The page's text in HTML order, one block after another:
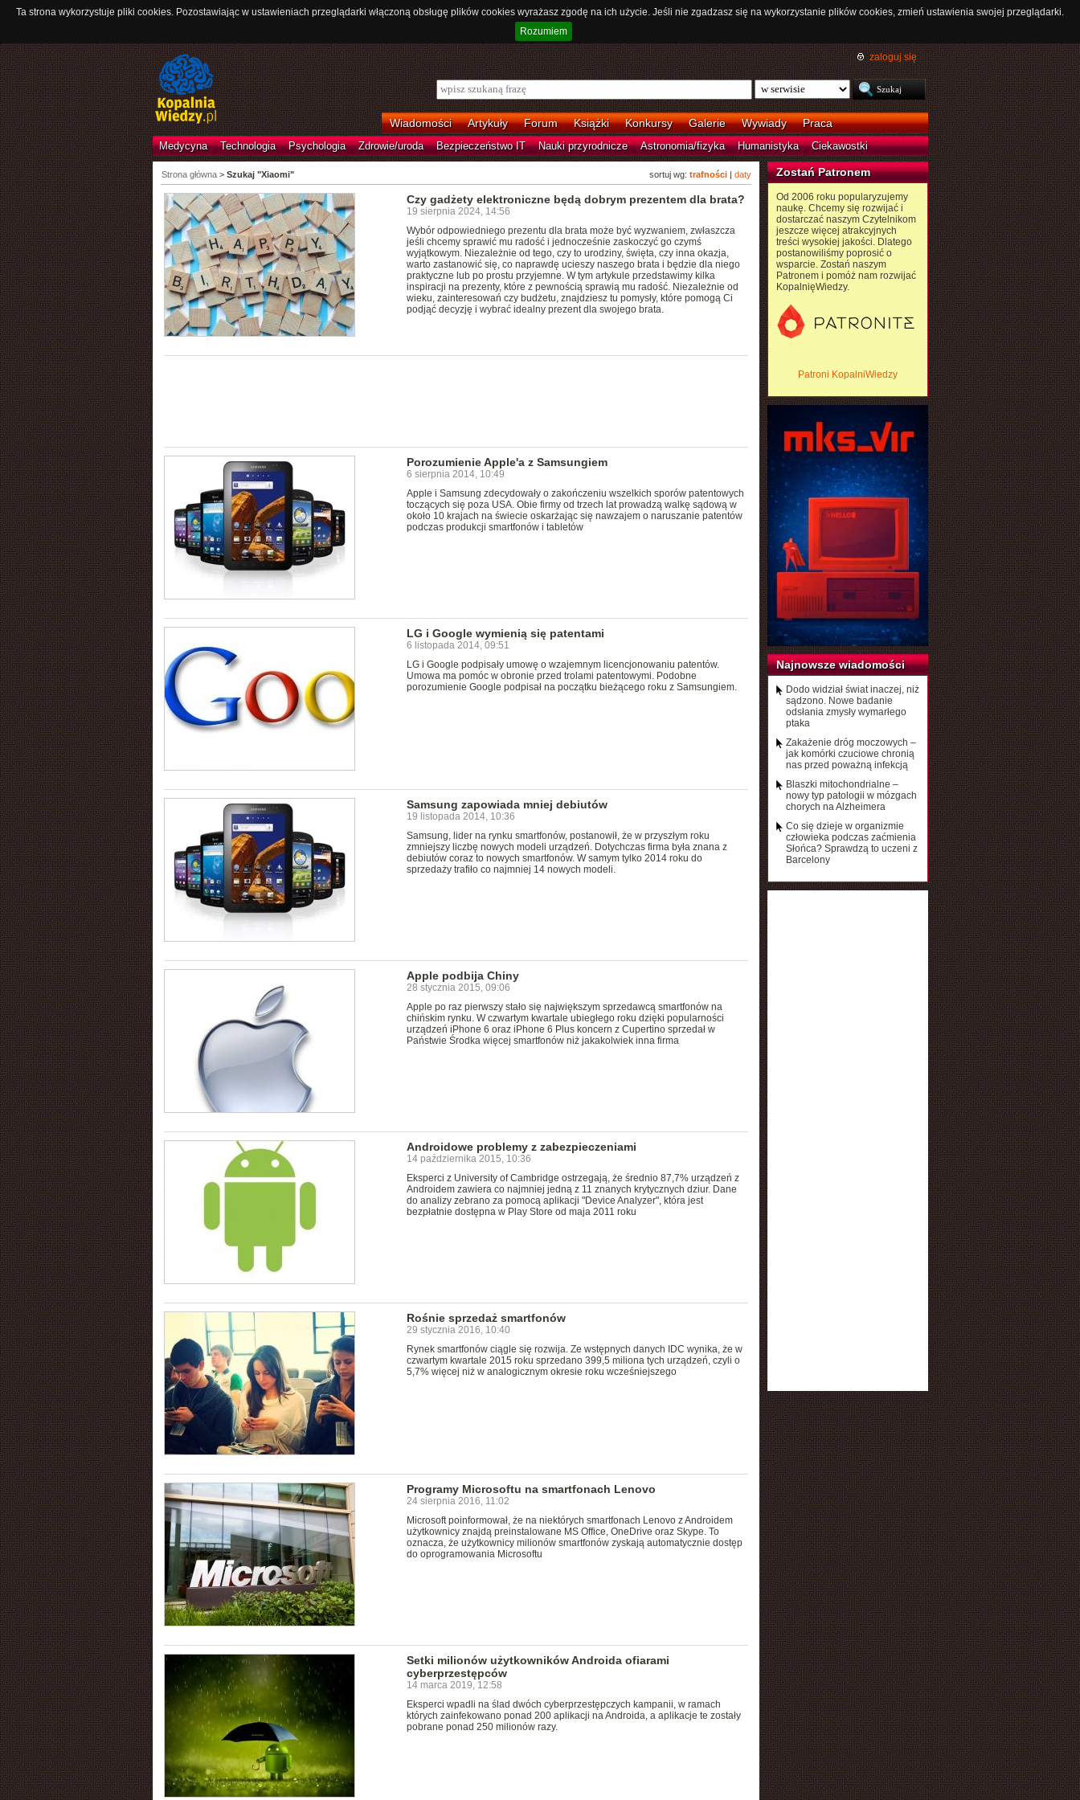
Ta strona wykorzystuje pliki cookies. Pozostawiając w ustawieniach przeglądarki włączoną obsługę plików cookies wyrażasz zgodę na ich użycie. Jeśli nie zgadzasz się na wykorzystanie plików cookies, zmień ustawienia swojej przeglądarki.
Rozumiem
zaloguj się
Wiadomości Artykuły Forum Książki Konkursy Galerie Wywiady Praca
Medycyna Technologia Psychologia Zdrowie/uroda Bezpieczeństwo IT Nauki przyrodnicze Astronomia/fizyka Humanistyka Ciekawostki
sortuj wg: trafności| daty
Strona główna> Szukaj "Xiaomi"
Czy gadżety elektroniczne będą dobrym prezentem dla brata?
19 sierpnia 2024, 14:56
Wybór odpowiedniego prezentu dla brata może być wyzwaniem, zwłaszcza
jeśli chcemy sprawić mu radość i jednocześnie zaskoczyć go czymś
wyjątkowym. Niezależnie od tego, czy to urodziny, święta, czy inna okazja,
warto zastanowić się, co naprawdę ucieszy naszego brata i będzie dla niego
praktyczne lub po prostu przyjemne. W tym artykule przedstawimy kilka
inspiracji na prezenty, które z pewnością sprawią mu radość. Niezależnie od
wieku, zainteresowań czy budżetu, znajdziesz tu pomysły, które pomogą Ci
podjąć decyzję i wybrać idealny prezent dla swojego brata.
Porozumienie Apple'a z Samsungiem
6 sierpnia 2014, 10:49
Apple i Samsung zdecydowały o zakończeniu wszelkich sporów patentowych
toczących się poza USA. Obie firmy od trzech lat prowadzą walkę sądową w
około 10 krajach na świecie oskarżając się nawzajem o naruszanie patentów
podczas produkcji smartfonów i tabletów
LG i Google wymienią się patentami
6 listopada 2014, 09:51
LG i Google podpisały umowę o wzajemnym licencjonowaniu patentów.
Umowa ma pomóc w obronie przed trolami patentowymi. Podobne
porozumienie Google podpisał na początku bieżącego roku z Samsungiem.
Samsung zapowiada mniej debiutów
19 listopada 2014, 10:36
Samsung, lider na rynku smartfonów, postanowił, że w przyszłym roku
zmniejszy liczbę nowych modeli urządzeń. Dotychczas firma była znana z
debiutów coraz to nowych smartfonów. W samym tylko 2014 roku do
sprzedaży trafiło co najmniej 14 nowych modeli.
Apple podbija Chiny
28 stycznia 2015, 09:06
Apple po raz pierwszy stało się największym sprzedawcą smartfonów na
chińskim rynku. W czwartym kwartale ubiegłego roku dzięki popularności
urządzeń iPhone 6 oraz iPhone 6 Plus koncern z Cupertino sprzedał w
Państwie Środka więcej smartfonów niż jakakolwiek inna firma
Androidowe problemy z zabezpieczeniami
14 października 2015, 10:36
Eksperci z University of Cambridge ostrzegają, że średnio 87,7% urządzeń z
Androidem zawiera co najmniej jedną z 11 znanych krytycznych dziur. Dane
do analizy zebrano za pomocą aplikacji "Device Analyzer", która jest
bezpłatnie dostępna w Play Store od maja 2011 roku
Rośnie sprzedaż smartfonów
29 stycznia 2016, 10:40
Rynek smartfonów ciągle się rozwija. Ze wstępnych danych IDC wynika, że w
czwartym kwartale 2015 roku sprzedano 399,5 miliona tych urządzeń, czyli o
5,7% więcej niż w analogicznym okresie roku wcześniejszego
Programy Microsoftu na smartfonach Lenovo
24 sierpnia 2016, 11:02
Microsoft poinformował, że na niektórych smartfonach Lenovo z Androidem
użytkownicy znajdą preinstalowane MS Office, OneDrive oraz Skype. To
oznacza, że użytkownicy milionów smartfonów zyskają automatycznie dostęp
do oprogramowania Microsoftu
Setki milionów użytkowników Androida ofiarami
cyberprzestępców
14 marca 2019, 12:58
Eksperci wpadli na ślad dwóch cyberprzestępczych kampanii, w ramach
których zainfekowano ponad 200 aplikacji na Androida, a aplikacje te zostały
pobrane ponad 250 milionów razy.
Zostań Patronem
Od 2006 roku popularyzujemy
naukę. Chcemy się rozwijać i
dostarczać naszym Czytelnikom
jeszcze więcej atrakcyjnych
treści wysokiej jakości. Dlatego
postanowiliśmy poprosić o
wsparcie. Zostań naszym
Patronem i pomóż nam rozwijać
KopalnięWiedzy.
Patroni KopalniWiedzy
Najnowsze wiadomości
Dodo widział świat inaczej, niż
sądzono. Nowe badanie
odsłania zmysły wymarłego
ptaka
Zakażenie dróg moczowych –
jak komórki czuciowe chronią
nas przed poważną infekcją
Blaszki mitochondrialne –
nowy typ patologii w mózgach
chorych na Alzheimera
Co się dzieje w organizmie
człowieka podczas zaćmienia
Słońca? Sprawdzą to uczeni z
Barcelony